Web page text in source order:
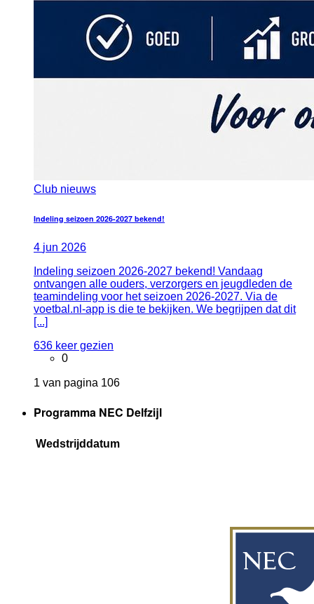
Club nieuws
Indeling seizoen 2026-2027 bekend!
4 jun 2026
Indeling seizoen 2026-2027 bekend! Vandaag
ontvangen alle ouders, verzorgers en jeugdleden de
teamindeling voor het seizoen 2026-2027. Via de
voetbal.nl-app is die te bekijken. We begrijpen dat dit
[...]
636 keer gezien
0
1 van pagina 106
Programma NEC Delfzijl
Wedstrijddatum